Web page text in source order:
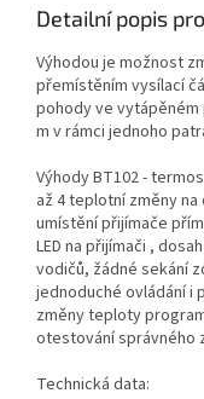
Detailní popis
Výhodou je možnost
přemístěním vysílací
pohody ve vytápěném
m v rámci jednoho
Výhody BT102 -
až 4 teplotní změny na
umístění přijímače
LED na přijímači ,
vodičů, žádné sekání
jednoduché ovládání i
změny teploty
otestování správného
Technická data: